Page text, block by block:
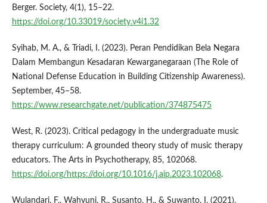
Berger. Society, 4(1), 15–22.
https://doi.org/10.33019/society.v4i1.32
Syihab, M. A., & Triadi, I. (2023). Peran Pendidikan Bela Negara
Dalam Membangun Kesadaran Kewarganegaraan (The Role of
National Defense Education in Building Citizenship Awareness).
September, 45–58.
https://www.researchgate.net/publication/374875475
West, R. (2023). Critical pedagogy in the undergraduate music
therapy curriculum: A grounded theory study of music therapy
educators. The Arts in Psychotherapy, 85, 102068.
https://doi.org/https://doi.org/10.1016/j.aip.2023.102068.
Wulandari, F., Wahyuni, R., Susanto, H., & Suwanto, I. (2021).